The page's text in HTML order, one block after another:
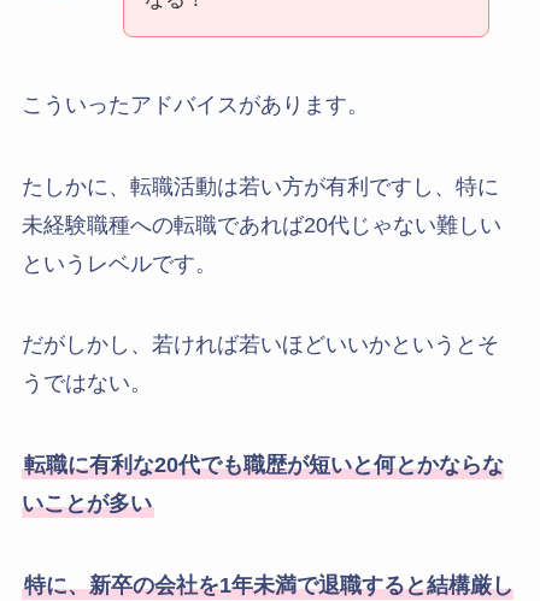
こういったアドバイスがあります。
たしかに、転職活動は若い方が有利ですし、特に
未経験職種への転職であれば20代じゃない難しい
というレベルです。
だがしかし、若ければ若いほどいいかというとそ
うではない。
転職に有利な20代でも職歴が短いと何とかならな
いことが多い
特に、新卒の会社を1年未満で退職すると結構厳し